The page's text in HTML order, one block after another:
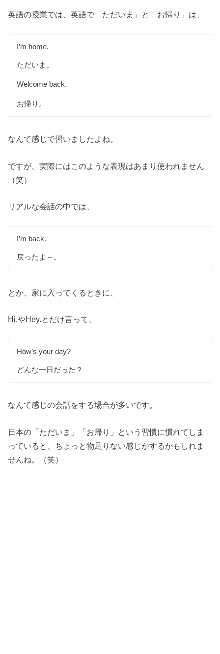
英語の授業では、英語で「ただいま」と「お帰り」は、
I’m home.
ただいま。
Welcome back.
お帰り。
なんて感じで習いましたよね。
ですが、実際にはこのような表現はあまり使われません
（笑）
リアルな会話の中では、
I’m back.
戻ったよ～。
とか、家に入ってくるときに、
Hi.やHey.とだけ言って、
How’s your day?
どんな一日だった？
なんて感じの会話をする場合が多いです。
日本の「ただいま」「お帰り」という習慣に慣れてしま
っていると、ちょっと物足りない感じがするかもしれま
せんね。（笑）